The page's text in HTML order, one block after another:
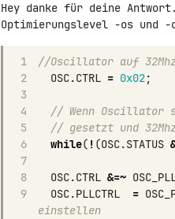
Hey danke für deine
1
//Oscillator auf 32Mhz
2
OSC.CTRL = 0x02;
3
4
// Wenn Oscillator
5
// gesetzt und
6
while( ! (OSC.STATUS
7
8
OSC.CTRL &=~
9
OSC.PLLCTRL =
einstellen